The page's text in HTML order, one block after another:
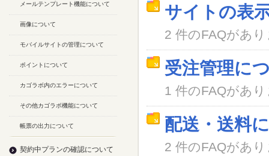
サイトの表
2 件のFAQがあ
受注管理に
1 件のFAQがあ
配送・送料
2 件のFAQがあ
メールテンプレート機能について
画像について
モバイルサイトの管理について
ポイントについて
カゴラボ内のエラーについて
その他カゴラボ機能について
帳票の出力について
契約中プランの確認について